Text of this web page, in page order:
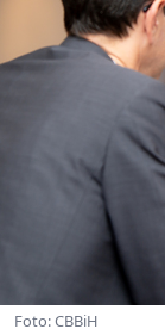
Foto: CBBiH